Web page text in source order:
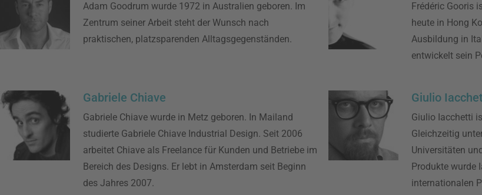
Adam Goodrum wurde 1972 in Australien geboren. Im
Zentrum seiner Arbeit steht der Wunsch nach
praktischen, platzsparenden Alltagsgegenständen.
Frédéric Gooris
heute in Hong
Ausbildung in
entwickelt sein
Gabriele Chiave
Gabriele Chiave wurde in Metz geboren. In Mailand
studierte Gabriele Chiave Industrial Design. Seit 2006
arbeitet Chiave als Freelance für Kunden und Betriebe im
Bereich des Designs. Er lebt in Amsterdam seit Beginn
des Jahres 2007.
Giulio
Giulio Iacchetti
Gleichzeitig
Universitäten
Produkte wurde
internationalen